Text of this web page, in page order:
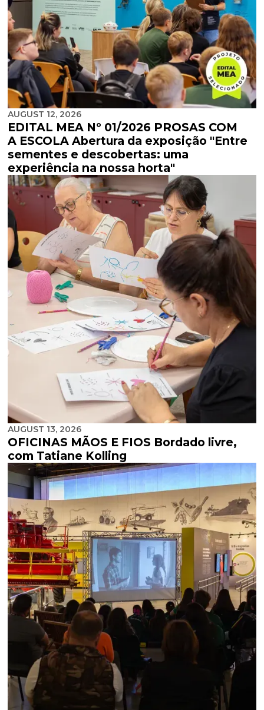
AUGUST 12, 2026
EDITAL MEA Nº 01/2026 PROSAS COM
A ESCOLA Abertura da exposição "Entre
sementes e descobertas: uma
experiência na nossa horta"
AUGUST 13, 2026
OFICINAS MÃOS E FIOS Bordado livre,
com Tatiane Kolling